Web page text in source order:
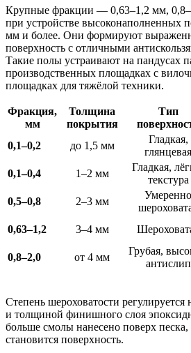
Крупные фракции — 0,63–1,2 мм,
при устройстве высоконаполненных
мм и более. Они формируют
поверхность с отличными
Такие полы устраивают на пандусах
производственных площадках с
площадках для тяжёлой техники.
Фракция,
мм
Толщина
покрытия
Тип
0,1–0,2
до 1,5 мм
Гладкая,
глянцевая
0,1–0,4
1–2 мм
Гладкая,
текстура
0,5–0,8
2–3 мм
Умеренно
0,63–1,2 3–4 мм
0,8–2,0
от 4 мм
Грубая,
антислип
Степень шероховатости
и толщиной финишного слоя
больше смолы нанесено поверх песка,
становится поверхность.